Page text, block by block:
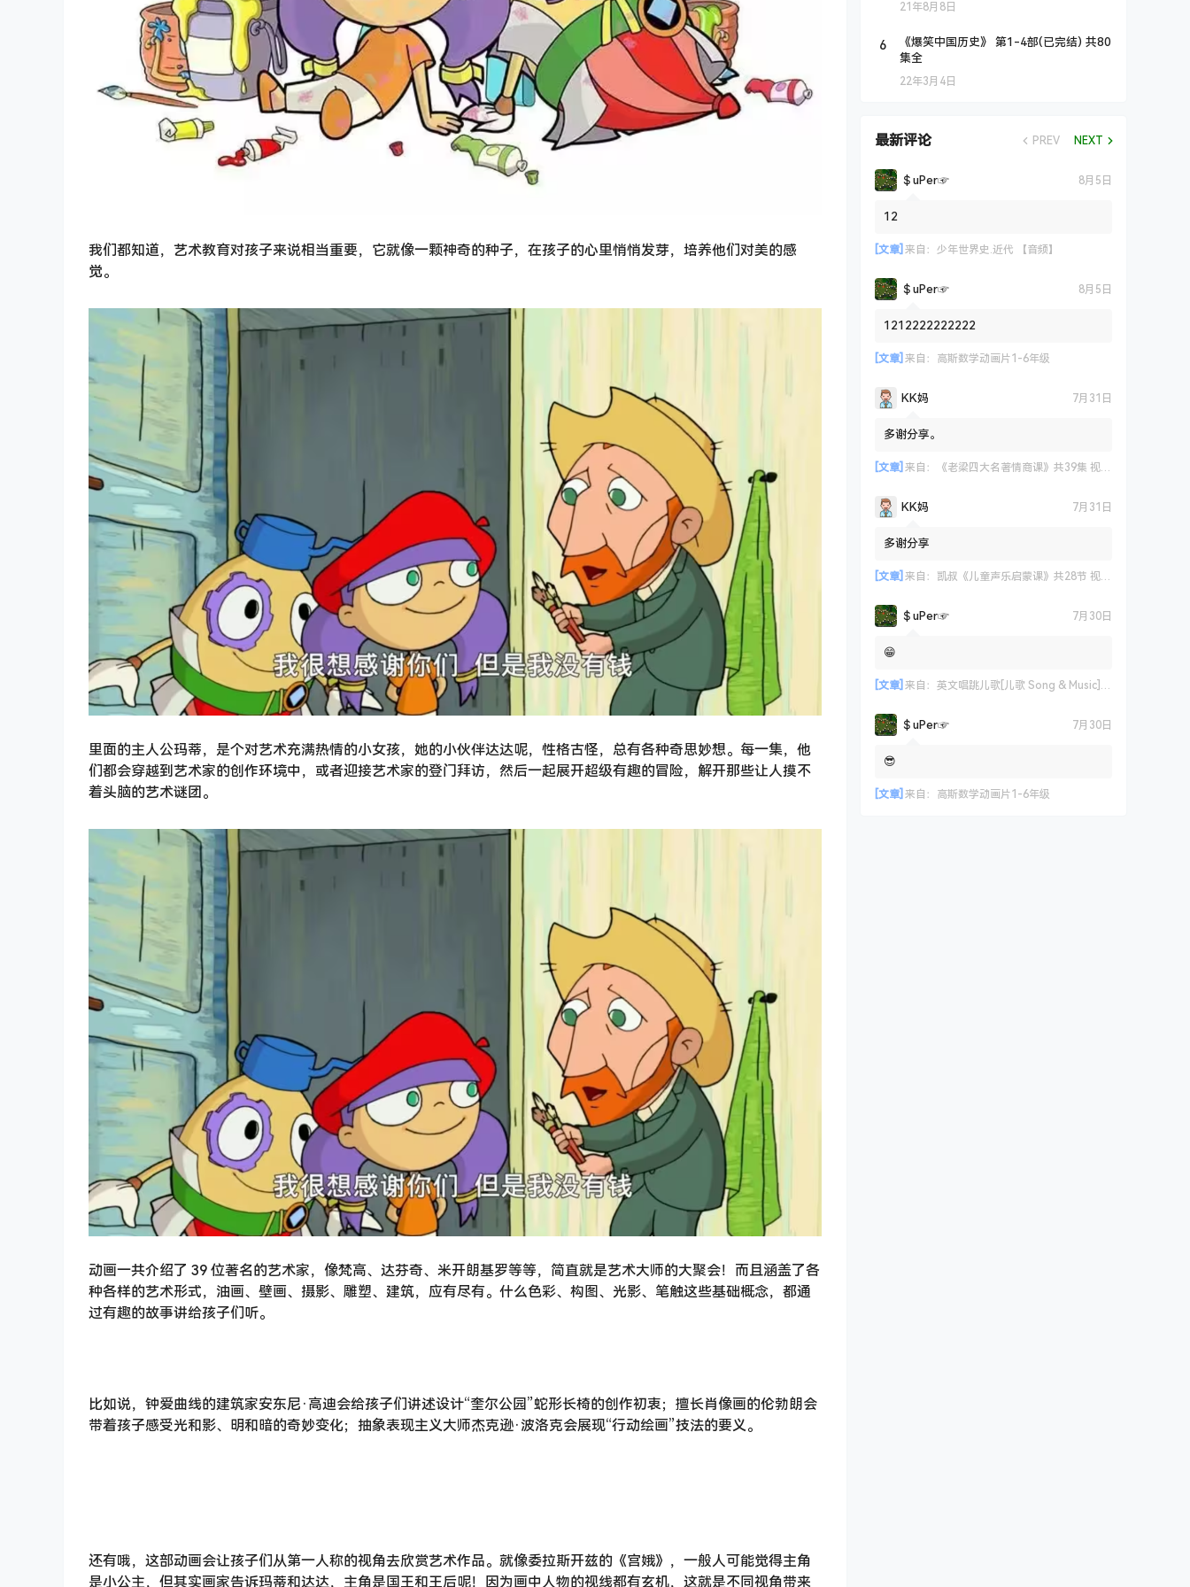
我们都知道，艺术教育对孩子来说相当重要，它就像一颗神奇的种子，在孩子的心里悄悄发芽，培养他们对美的感
觉。
里面的主人公玛蒂，是个对艺术充满热情的小女孩，她的小伙伴达达呢，性格古怪，总有各种奇思妙想。每一集，他
们都会穿越到艺术家的创作环境中，或者迎接艺术家的登门拜访，然后一起展开超级有趣的冒险，解开那些让人摸不
着头脑的艺术谜团。
动画一共介绍了 39 位著名的艺术家，像梵高、达芬奇、米开朗基罗等等，简直就是艺术大师的大聚会！而且涵盖了各
种各样的艺术形式，油画、壁画、摄影、雕塑、建筑，应有尽有。什么色彩、构图、光影、笔触这些基础概念，都通
过有趣的故事讲给孩子们听。
比如说，钟爱曲线的建筑家安东尼·高迪会给孩子们讲述设计“奎尔公园”蛇形长椅的创作初衷；擅长肖像画的伦勃朗会
带着孩子感受光和影、明和暗的奇妙变化；抽象表现主义大师杰克逊·波洛克会展现“行动绘画”技法的要义。
还有哦，这部动画会让孩子们从第一人称的视角去欣赏艺术作品。就像委拉斯开兹的《宫娥》，一般人可能觉得主角
是小公主，但其实画家告诉玛蒂和达达，主角是国王和王后呢！因为画中人物的视线都有玄机，这就是不同视角带来
21年8月8日
6
《爆笑中国历史》 第1-4部(已完结) 共80
集全
22年3月4日
最新评论 PREV NEXT
＄uΡer☞ 8月5日
12
[文章] 来自： 少年世界史.近代 【音频】
＄uΡer☞ 8月5日
1212222222222
[文章] 来自： 高斯数学动画片1-6年级
KK妈 7月31日
多谢分享。
[文章] 来自： 《老梁四大名著情商课》共39集 视频课程
KK妈 7月31日
多谢分享
[文章] 来自： 凯叔《儿童声乐启蒙课》共28节 视频课程
＄uΡer☞ 7月30日
😁
[文章] 来自： 英文唱跳儿歌[儿歌 Song & Music] 艾米咕噜
＄uΡer☞ 7月30日
😎
[文章] 来自： 高斯数学动画片1-6年级